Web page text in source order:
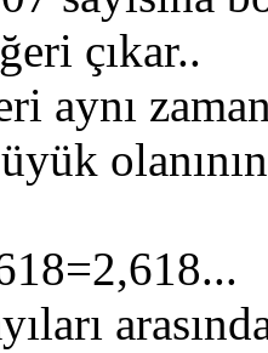
çıkar..
aynı